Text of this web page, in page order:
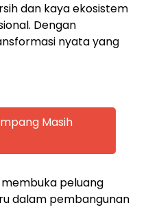
dan kaya ekosistem
Dengan
nyata yang
Masih
membuka peluang
dalam pembangunan